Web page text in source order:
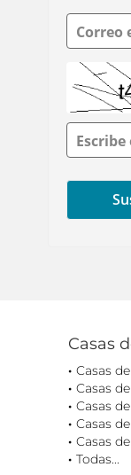
Correo
Escribe
Casas
Casas
Casas
Casas
Casas
Casas
Todas...